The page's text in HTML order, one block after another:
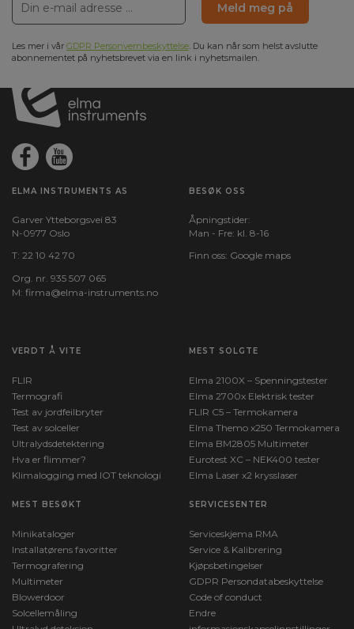
Meld meg på
Les mer i vår GDPR Personvernbeskyttelse. Du kan når som helst avslutte
abonnementet på nyhetsbrevet via en link i nyhetsmailen.
ELMA INSTRUMENTS AS
Garver Ytteborgsvei 83
N-0977 Oslo
T: 22 10 42 70
Org. nr. 935 507 065
M: firma@elma-instruments.no​
BESØK OSS
Åpningstider:
Man - Fre: kl. 8-16
Finn oss: Google maps
VERDT Å VITE
FLIR
Termografi
Test av jordfeilbryter
Test av solceller
Ultralydsdetektering
Hva er flimmer?
Klimalogging med IOT teknologi
MEST SOLGTE
Elma 2100X – Spenningstester
Elma 2700x Elektrisk tester
FLIR C5 – Termokamera
Elma Themo x250 Termokamera
Elma BM2805 Multimeter
Eurotest XC – NEK400 tester
Elma Laser x2 krysslaser
MEST BESØKT
Minikataloger
Installatørens favoritter
Termografering
Multimeter
Blowerdoor
Solcellemåling
SERVICESENTER
Serviceskjema RMA
Service & Kalibrering
Kjøpsbetingelser
GDPR Persondatabeskyttelse
Code of conduct
Endre